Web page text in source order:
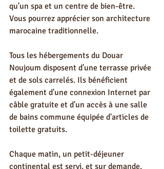
qu'un spa et un centre de bien-être.
Vous pourrez apprécier son architecture
marocaine traditionnelle.
Tous les hébergements du Douar
Noujoum disposent d'une terrasse privée
et de sols carrelés. Ils bénéficient
également d'une connexion Internet par
câble gratuite et d'un accès à une salle
de bains commune équipée d'articles de
toilette gratuits.
Chaque matin, un petit-déjeuner
continental est servi, et sur demande,